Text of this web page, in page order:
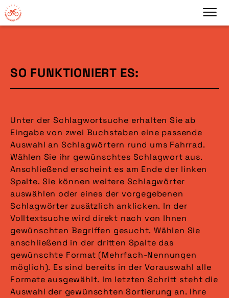
SO FUNKTIONIERT ES:
Unter der Schlagwortsuche erhalten Sie ab
Eingabe von zwei Buchstaben eine passende
Auswahl an Schlagwörtern rund ums Fahrrad.
Wählen Sie ihr gewünschtes Schlagwort aus.
Anschließend erscheint es am Ende der linken
Spalte. Sie können weitere Schlagwörter
auswählen oder eines der vorgegebenen
Schlagwörter zusätzlich anklicken. In der
Volltextsuche wird direkt nach von Ihnen
gewünschten Begriffen gesucht. Wählen Sie
anschließend in der dritten Spalte das
gewünschte Format (Mehrfach-Nennungen
möglich). Es sind bereits in der Vorauswahl alle
Formate ausgewählt. Im letzten Schritt steht die
Auswahl der gewünschten Sortierung an. Ihre